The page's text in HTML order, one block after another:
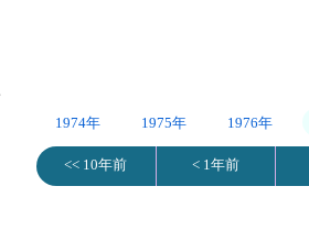
1974年 1975年 1976年
<< 10年前 < 1年前